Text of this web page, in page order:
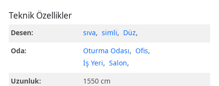
Teknik Özellikler
Desen: sıva, simli, Düz,
Oda:
Oturma Odası, Ofis,
İş Yeri, Salon,
Uzunluk:
1550 cm